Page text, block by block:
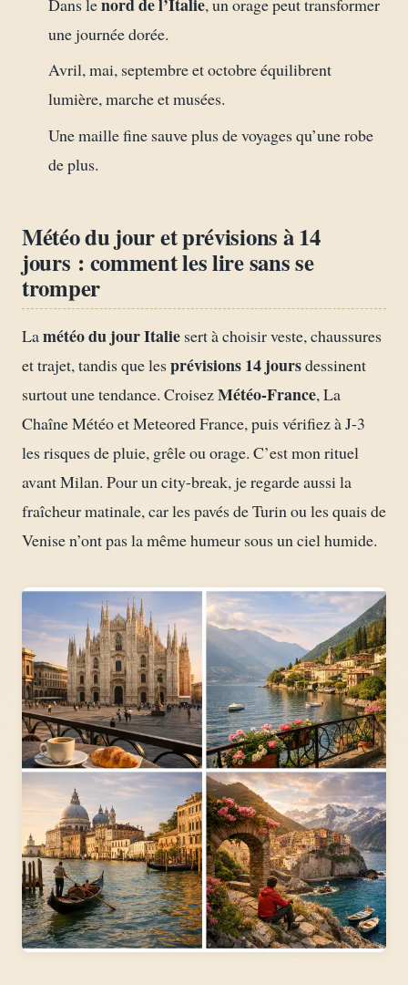
Dans le
, un orage peut transformer
une journée dorée.
Avril, mai, septembre et octobre équilibrent
lumière, marche et musées.
Une maille fine sauve plus de voyages qu’une robe
de plus.
Météo du jour et prévisions à 14
jours : comment les lire sans se
tromper
Lamétéo du jour Italie sert à choisir veste, chaussures
et trajet, tandis que lesprévisions 14 joursdessinent
surtout une tendance. CroisezMétéo-France, La
Chaîne Météo et Meteored France, puis vérifiez à J-3
les risques de pluie, grêle ou orage. C’est mon rituel
avant Milan. Pour un city-break, je regarde aussi la
fraîcheur matinale, car les pavés de Turin ou les quais de
Venise n’ont pas la même humeur sous un ciel humide.